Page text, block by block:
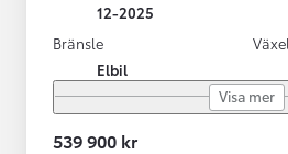
12-2025
Bränsle
Elbil
Visa mer
539 900 kr